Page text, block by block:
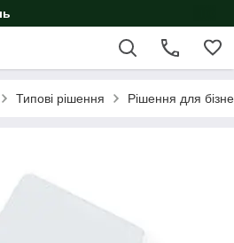
Типові рішення Рішення для